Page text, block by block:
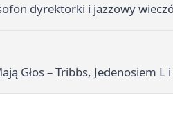
dyrektorki i jazzowy
Głos – Tribbs, Jedenosiem